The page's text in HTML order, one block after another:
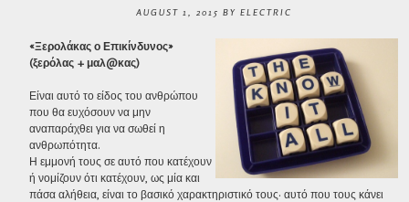
AUGUST 1, 2015 BY ELECTRIC
«Ξερολάκας ο Επικίνδυνος»
(ξερόλας + μαλ@κας)
Είναι αυτό το είδος του ανθρώπου
που θα ευχόσουν να μην
αναπαράχθει για να σωθεί η
ανθρωπότητα.
Η εμμονή τους σε αυτό που κατέχουν
ή νομίζουν ότι κατέχουν, ως μία και
πάσα αλήθεια, είναι το βασικό χαρακτηριστικό τους· αυτό που τους κάνει